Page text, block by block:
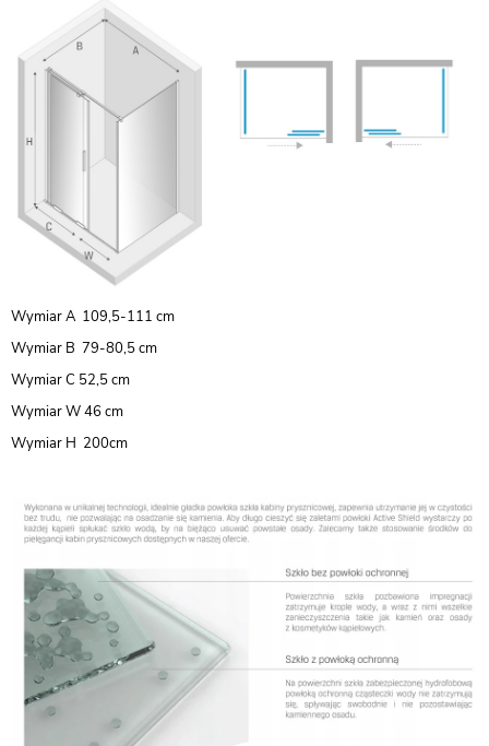
Wymiar A 109,5-111 cm
Wymiar B 79-80,5 cm
Wymiar C 52,5 cm
Wymiar W 46 cm
Wymiar H 200cm